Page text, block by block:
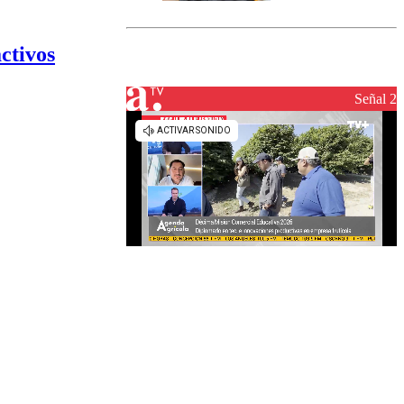
el fin de la
reconstrucciónSeñal 2